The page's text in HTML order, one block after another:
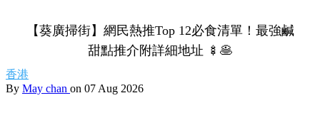
【葵廣掃街】網民熱推Top 12必食清單！最強鹹
甜點推介附詳細地址 🍢🥞
香港
By May chan on 07 Aug 2026